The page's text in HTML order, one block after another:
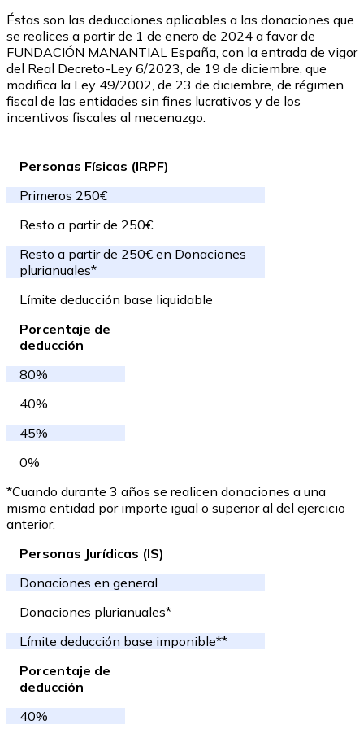
Éstas son las deducciones aplicables a las donaciones que
se realices a partir de 1 de enero de 2024 a favor de
FUNDACIÓN MANANTIAL España, con la entrada de vigor
del Real Decreto-Ley 6/2023, de 19 de diciembre, que
modifica la Ley 49/2002, de 23 de diciembre, de régimen
fiscal de las entidades sin fines lucrativos y de los
incentivos fiscales al mecenazgo.
Personas Físicas (IRPF)
Primeros 250€
Resto a partir de 250€
Resto a partir de 250€ en Donaciones
plurianuales*
Límite deducción base liquidable
Porcentaje de
deducción
80%
40%
45%
0%
*Cuando durante 3 años se realicen donaciones a una
misma entidad por importe igual o superior al del ejercicio
anterior.
Personas Jurídicas (IS)
Donaciones en general
Donaciones plurianuales*
Límite deducción base imponible**
Porcentaje de
deducción
40%